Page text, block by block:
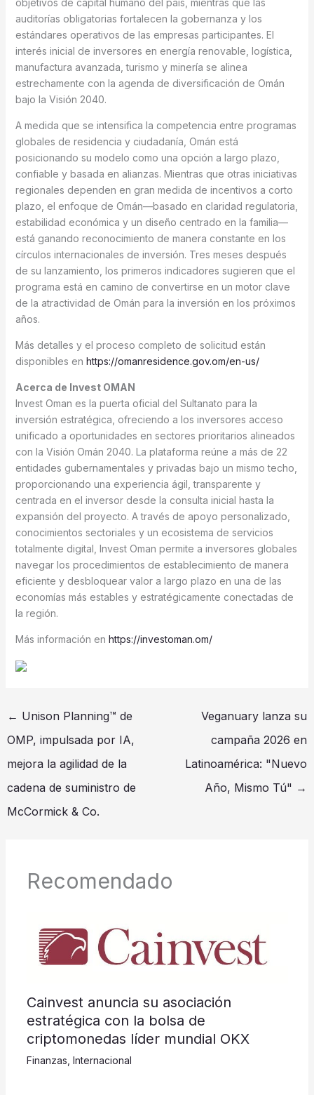
objetivos de capital humano del país, mientras que las
auditorías obligatorias fortalecen la gobernanza y los
estándares operativos de las empresas participantes. El
interés inicial de inversores en energía renovable, logística,
manufactura avanzada, turismo y minería se alinea
estrechamente con la agenda de diversificación de Omán
bajo la Visión 2040.
A medida que se intensifica la competencia entre programas
globales de residencia y ciudadanía, Omán está
posicionando su modelo como una opción a largo plazo,
confiable y basada en alianzas. Mientras que otras iniciativas
regionales dependen en gran medida de incentivos a corto
plazo, el enfoque de Omán—basado en claridad regulatoria,
estabilidad económica y un diseño centrado en la familia—
está ganando reconocimiento de manera constante en los
círculos internacionales de inversión. Tres meses después
de su lanzamiento, los primeros indicadores sugieren que el
programa está en camino de convertirse en un motor clave
de la atractividad de Omán para la inversión en los próximos
años.
Más detalles y el proceso completo de solicitud están
disponibles en https://omanresidence.gov.om/en-us/
Acerca de Invest OMAN
Invest Oman es la puerta oficial del Sultanato para la
inversión estratégica, ofreciendo a los inversores acceso
unificado a oportunidades en sectores prioritarios alineados
con la Visión Omán 2040. La plataforma reúne a más de 22
entidades gubernamentales y privadas bajo un mismo techo,
proporcionando una experiencia ágil, transparente y
centrada en el inversor desde la consulta inicial hasta la
expansión del proyecto. A través de apoyo personalizado,
conocimientos sectoriales y un ecosistema de servicios
totalmente digital, Invest Oman permite a inversores globales
navegar los procedimientos de establecimiento de manera
eficiente y desbloquear valor a largo plazo en una de las
economías más estables y estratégicamente conectadas de
la región.
Más información en https://investoman.om/
← Unison Planning™ de
OMP, impulsada por IA,
mejora la agilidad de la
cadena de suministro de
McCormick & Co.
Veganuary lanza su
campaña 2026 en
Latinoamérica: "Nuevo
Año, Mismo Tú" →
Recomendado
Cainvest anuncia su asociación
estratégica con la bolsa de
criptomonedas líder mundial OKX
Finanzas Internacional